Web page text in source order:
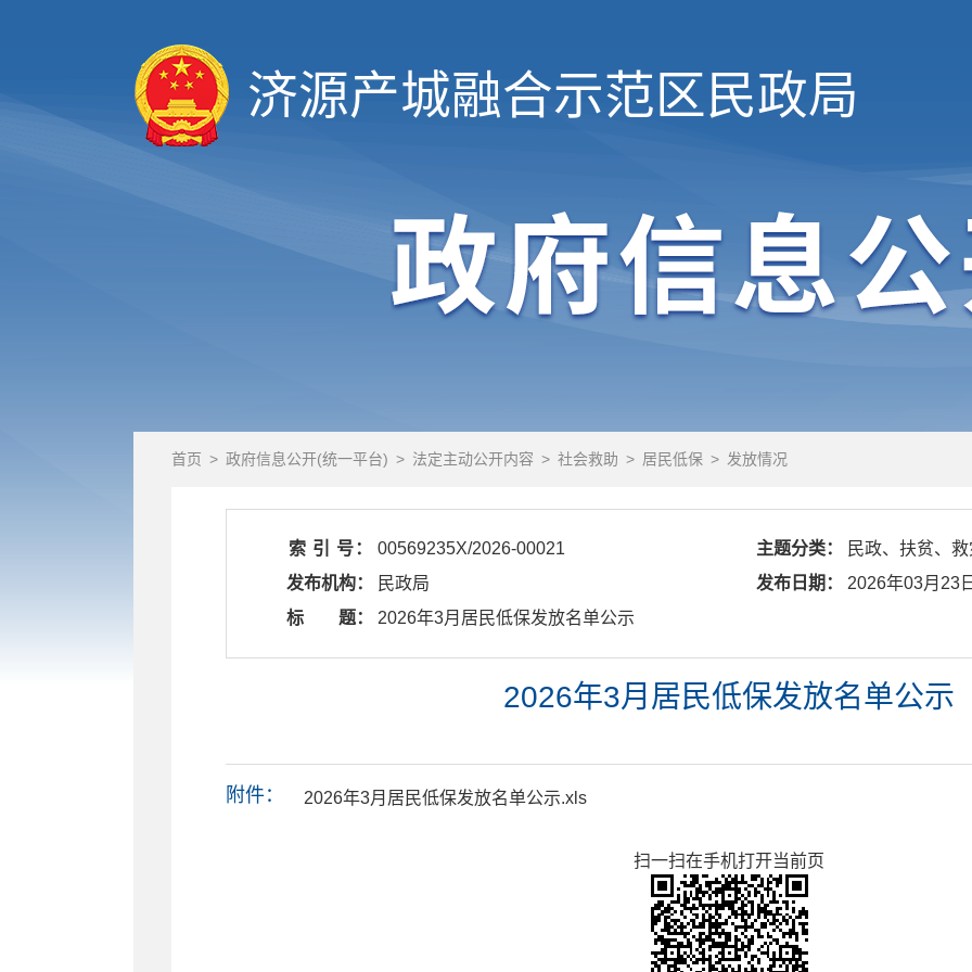
济源产城融合示范区 民政局
首页 > 政府信息公开(统一平台) > 法定主动公开内容 > 社会救助 > 居民低保 > 发放情况
索 引 号： 00569235X/2026-00021 主题分类：
民政、扶贫、
发布机构：
民政局 发布日期：
2026年03月23
标 题：
​ 2026年3月居民低保发放名单公示
2026年3月居民低保发放名单公示
附件： 2026年3月居民低保发放名单公示.xls
扫一扫在手机打开当前页